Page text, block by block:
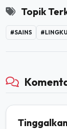
Topik
#SAINS